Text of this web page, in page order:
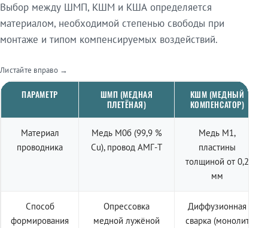
Выбор между ШМП, КШМ и КША определяется
материалом, необходимой степенью свободы при
монтаже и типом компенсируемых воздействий.
Листайте вправо →
ПАРАМЕТР
ШМП (МЕДНАЯ
ПЛЕТЁНАЯ)
КШМ (МЕДНЫЙ
КОМПЕНСАТОР)
Материал
проводника
Медь М0б (99,9 %
Cu), провод АМГ-Т
Медь М1,
пластины
толщиной от 0,2
мм
Способ
формирования
Опрессовка
медной лужёной
Диффузионная
сварка (монолит